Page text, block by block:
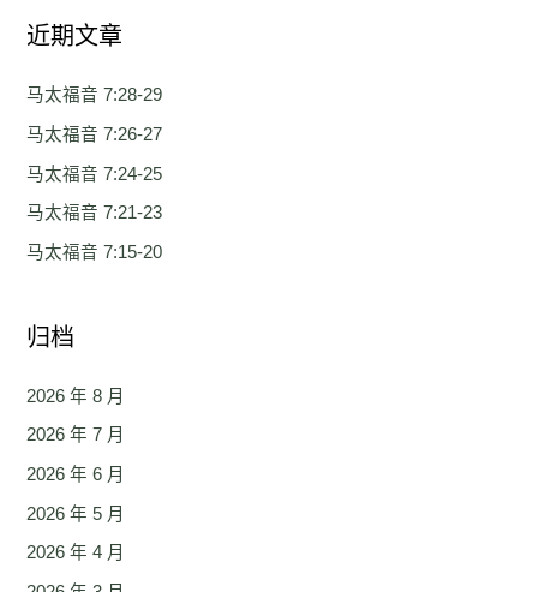
近期文章
马太福音 7:28-29
马太福音 7:26-27
马太福音 7:24-25
马太福音 7:21-23
马太福音 7:15-20
归档
2026 年 8 月
2026 年 7 月
2026 年 6 月
2026 年 5 月
2026 年 4 月